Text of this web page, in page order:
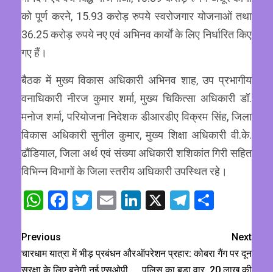
को पूर्ण करने, 15.93 करोड़ रुपये स्वरोजगार योजनाओं तथा
36.25 करोड़ रुपये नए एवं अभिनव कार्यों के लिए निर्धारित किए
गए हैं।
बैठक में मुख्य विकास अधिकारी अभिनव शाह, उप प्रभागीय
वनाधिकारी नीरज कुमार शर्मा, मुख्य चिकित्सा अधिकारी डॉ.
मनोज शर्मा, परियोजना निदेशक डीआरडीए विक्रम सिंह, जिला
विकास अधिकारी सुनील कुमार, मुख्य शिक्षा अधिकारी वी.के.
ढौंडियाल, जिला अर्थ एवं संख्या अधिकारी शशिकांत गिरी सहित
विभिन्न विभागों के जिला स्तरीय अधिकारी उपस्थित रहे।
WhatsApp
Facebook
Twitter
EmailLinkedIn
X Telegram
Previous
चारधाम यात्रा में भीड़ प्रबंधन और
Next
ऑपरेशन प्रहार: कोबरा गैंग पर दून